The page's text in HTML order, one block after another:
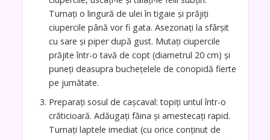
Turnați o lingură de ulei în tigaie și prăjiți
ciupercile până vor fi gata. Asezonați la sfârșit
cu sare și piper după gust. Mutați ciupercile
prăjite într-o tavă de copt (diametrul 20 cm) și
puneți deasupra buchețelele de conopidă fierte
pe jumătate.
Preparați sosul de cașcaval: topiți untul într-o
crăticioară. Adăugați făina și amestecați rapid.
Turnați laptele imediat (cu orice conținut de